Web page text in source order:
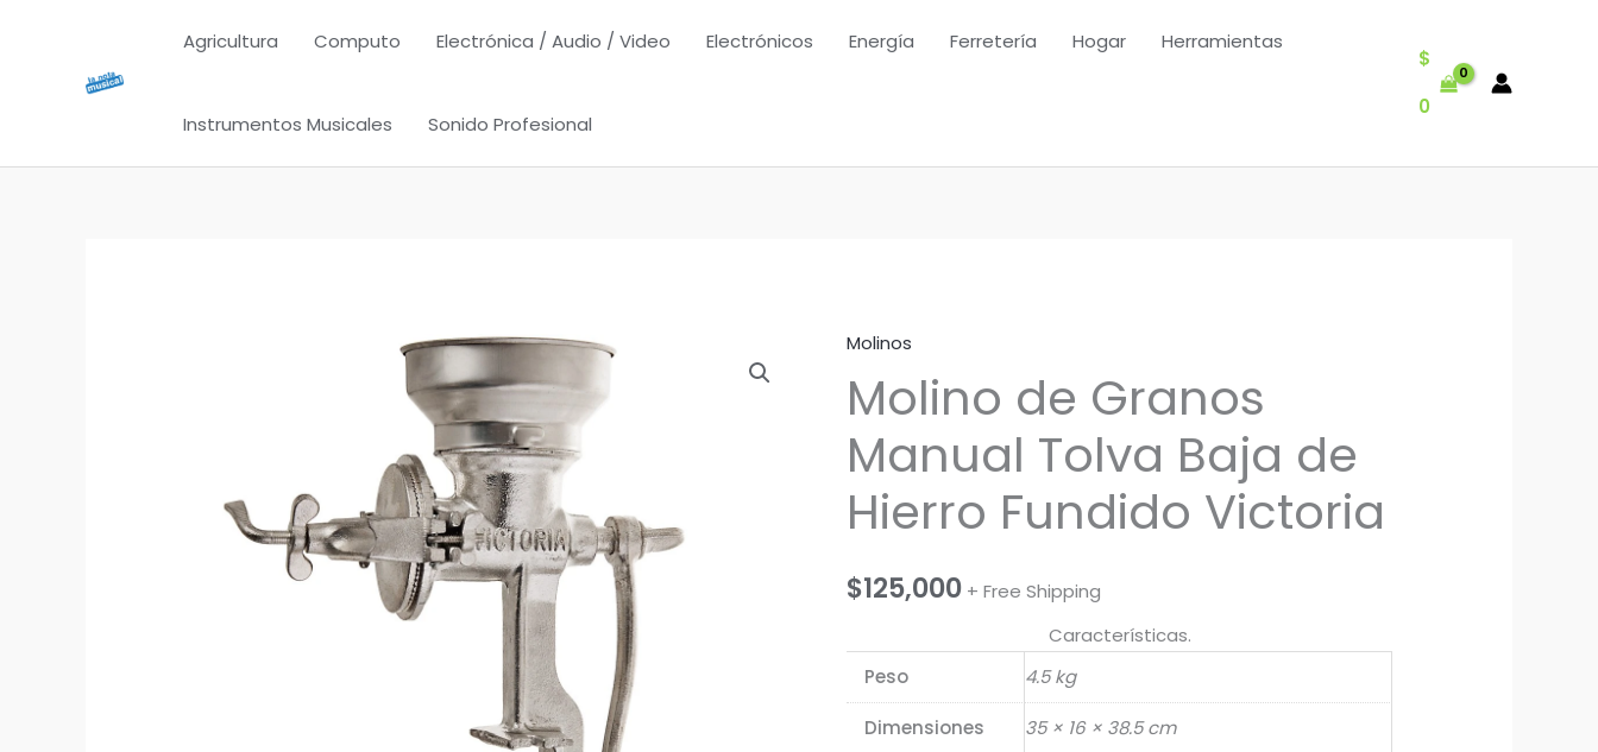
contenido
Agricultura Computo Electrónica / Audio / Video Electrónicos Energía Ferretería Hogar Herramientas
Instrumentos Musicales Sonido Profesional
$
0
Molinos
Molino de Granos
Manual Tolva Baja de
Hierro Fundido Victoria
$125,000 + Free Shipping
Características.
Peso
4.5 kg
Dimensiones 35 × 16 × 38.5 cm